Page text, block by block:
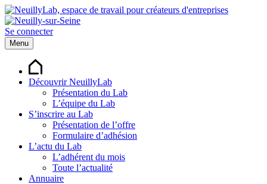
Se connecter
Menu
Découvrir NeuillyLab
Présentation du Lab
L’équipe du Lab
S’inscrire au Lab
Présentation de l’offre
Formulaire d’adhésion
L’actu du Lab
L’adhérent du mois
Toute l’actualité
Annuaire